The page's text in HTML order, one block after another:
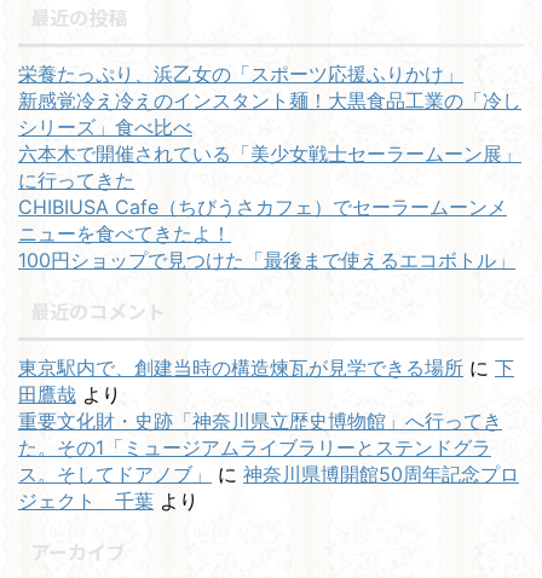
最近の投稿
栄養たっぷり、浜乙女の「スポーツ応援ふりかけ」
新感覚冷え冷えのインスタント麺！大黒食品工業の「冷し
シリーズ」食べ比べ
六本木で開催されている「美少女戦士セーラームーン展」
に行ってきた
CHIBIUSA Cafe（ちびうさカフェ）でセーラームーンメ
ニューを食べてきたよ！
100円ショップで見つけた「最後まで使えるエコボトル」
最近のコメント
東京駅内で、創建当時の構造煉瓦が見学できる場所 に 下
田鷹哉 より
重要文化財・史跡「神奈川県立歴史博物館」へ行ってき
た。その1「ミュージアムライブラリーとステンドグラ
ス。そしてドアノブ」
に 神奈川県博開館50周年記念プロ
ジェクト 千葉 より
アーカイブ